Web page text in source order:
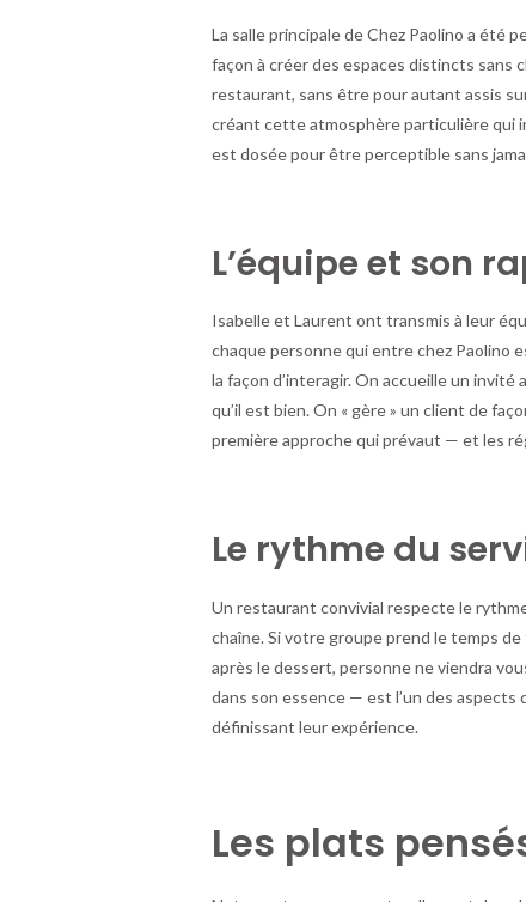
La salle principale de Chez Paolino a été
façon à créer des espaces distincts sans
restaurant, sans être pour autant assis
créant cette atmosphère particulière qui
est dosée pour être perceptible sans
L’équipe et son
Isabelle et Laurent ont transmis à leur
chaque personne qui entre chez Paolino
la façon d’interagir. On accueille un
qu’il est bien. On « gère » un client de
première approche qui prévaut — et les
Le rythme du
Un restaurant convivial respecte le
chaîne. Si votre groupe prend le temps
après le dessert, personne ne viendra
dans son essence — est l’un des aspects
définissant leur expérience.
Les plats